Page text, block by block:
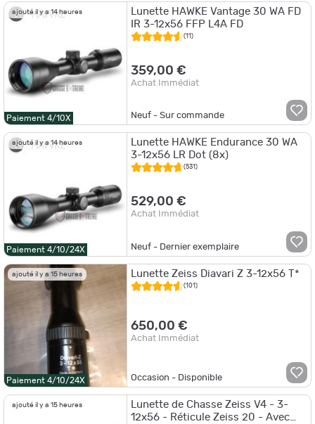
ajouté il y a 14 heures
Paiement 4/10X
Lunette HAWKE Vantage 30 WA FD
IR 3-12x56 FFP L4A FD
(11)
359,00 €
Achat Immédiat
Neuf - Sur commande
ajouté il y a 14 heures
Paiement 4/10/24X
Lunette HAWKE Endurance 30 WA
3-12x56 LR Dot (8x)
(531)
529,00 €
Achat Immédiat
Neuf - Dernier exemplaire
ajouté il y a 15 heures
Paiement 4/10/24X
Lunette Zeiss Diavari Z 3-12x56 T*
(101)
650,00 €
Achat Immédiat
Occasion - Disponible
ajouté il y a 15 heures
Lunette de Chasse Zeiss V4 - 3-
12x56 - Réticule Zeiss 20 - Avec